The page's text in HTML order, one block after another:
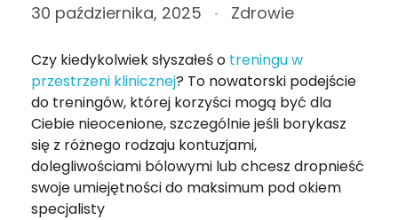
30 października, 2025 Zdrowie
Czy kiedykolwiek słyszałeś o treningu w
przestrzeni klinicznej? To nowatorski podejście
do treningów, której korzyści mogą być dla
Ciebie nieocenione, szczególnie jeśli borykasz
się z różnego rodzaju kontuzjami,
dolegliwościami bólowymi lub chcesz dropnieść
swoje umiejętności do maksimum pod okiem
specjalisty